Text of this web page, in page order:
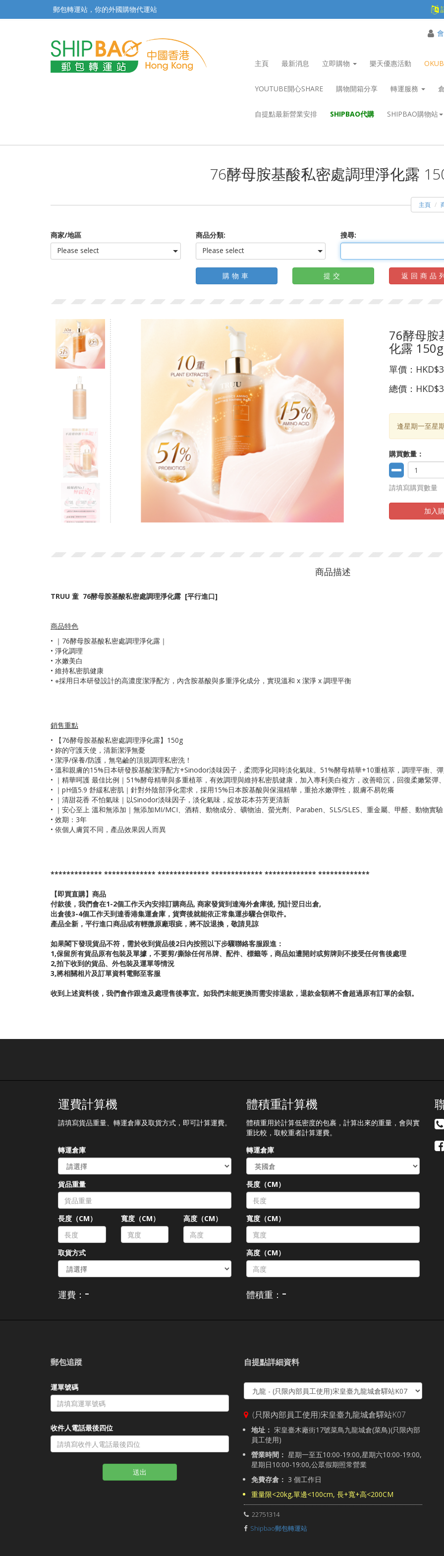
郵包轉運站，你的外國購物代運站
主頁 最新消息 立即購物 樂天優惠活動
YOUTUBE開心SHARE 購物開箱分享 轉運服務
自提點最新營業安排 SHIPBAO代購 SHIPBAO購物站
76酵母胺基酸私密處調理淨化露
主頁
商家/地區
Please select
商品分類:
Please select
搜尋:
購物車 提交 返回商品
76酵母胺
化露 150g
單價：
總價：
逢星期一至星
購買數量：
請填寫購買數量
加入
商品描述
TRUU 童 76酵母胺基酸私密處調理淨化露 [平行進口]
商品特色
• ｜76酵母胺基酸私密處調理淨化露｜
• 淨化調理
• 水嫩美白
• 維持私密肌健康
• ※採用日本研發設計的高濃度潔淨配方，內含胺基酸與多重淨化成分，實現溫和 x 潔淨 x 調理平衡
銷售重點
•
【76酵母胺基酸私密處調理淨化露】150g
• 妳的守護天使，清新潔淨無憂
• 潔淨/保養/防護，無皂鹼的頂規調理私密洗！
• 溫和親膚的15%日本研發胺基酸潔淨配方+Sinodor淡味因子，柔潤淨化同時淡化氣味。51%酵母精華+10重植萃，調理平衡、
• ｜精華呵護 最佳比例｜51%酵母精華與多重植萃，有效調理與維持私密肌健康，加入專利美白複方，改善暗沉，回復柔嫩緊彈
• ｜pH值5.9 舒緩私密肌｜針對外陰部淨化需求，採用15%日本胺基酸與保濕精華，重拾水嫩彈性，親膚不易乾癢
• ｜清甜花香 不怕氣味｜以Sinodor淡味因子，淡化氣味，綻放花本芬芳更清新
• ｜安心至上 溫和無添加｜無添加MI/MCI、酒精、動物成分、礦物油、螢光劑、Paraben、SLS/SLES、重金屬、甲醛、動物實驗
• 效期：3年
• 依個人膚質不同，產品效果因人而異
************* ************* ************* ************* ************* *************
【即買直購】商品
付款後，我們會在1-2個工作天內安排訂購商品, 商家發貨到達海外倉庫後, 預計翌日出倉,
出倉後3-4個工作天到達香港集運倉庫，貨齊後就能依正常集運步驟合併取件。
產品全新，平行進口商品或有輕微原廠瑕疵，將不設退換，敬請見諒
如果閣下發現貨品不符，需於收到貨品後2日內按照以下步驟聯絡客服跟進：
1,保留所有貨品原有包裝及單據，不要剪/撕除任何吊牌、配件、標籤等，商品如遭開封或剪牌則不接受任何售後處理
2,拍下收到的貨品、外包裝及運單等情況
3,將相關相片及訂單資料電郵至客服
收到上述資料後，我們會作跟進及處理售後事宜。如我們未能更換而需安排退款，退款金額將不會超過原有訂單的金額。
運費計算機
請填寫貨品重量、轉運倉庫及取貨方式，即可計算運費。
轉運倉庫
貨品重量
長度（CM） 寬度（CM） 高度（CM）
取貨方式
運費： -
體積重計算機
體積重用於計算低密度的包裹，計算出來的重量，會與實
重比較，取較重者計算運費。
轉運倉庫
長度（CM）
寬度（CM）
高度（CM）
體積重： -
郵包追蹤
運單號碼
收件人電話最後四位
送出
自提點詳細資料
(只限內部員工使用)宋皇臺九龍城倉驛站K07
地址： 宋皇臺木廠街17號菜鳥九龍城倉(菜鳥)(只限內部
員工使用)
營業時間： 星期一至五10:00-19:00,星期六10:00-19:00,
星期日10:00-19:00,公眾假期照常營業
免費存倉： 3 個工作日
重量限<20kg,單邊<100cm, 長+寬+高<200CM
22751314
Shipbao郵包轉運站